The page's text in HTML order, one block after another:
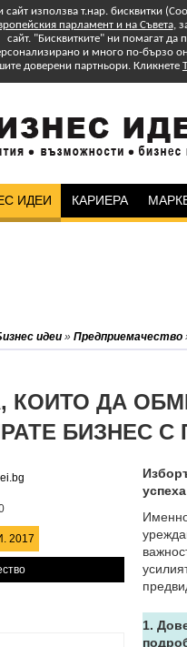
сайт използва т.нар. бисквитки
парламент и на Съвета,
сайт. "Бисквитките" ни помагат
и много по-бързо
доверени партньори. Кликнете
ИДЕИ КАРИЕРА
идеи » Предприемачество
КОИТО ДА
БИЗНЕС С
2017
1.